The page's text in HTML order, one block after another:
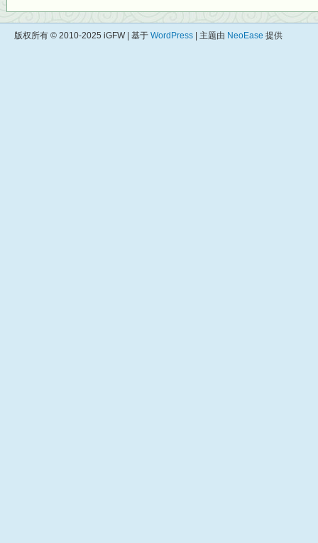
版权所有 © 2010-2025 iGFW | 基于 WordPress | 主题由 NeoEase 提供